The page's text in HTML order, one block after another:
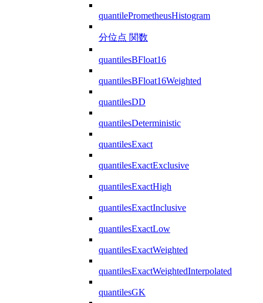
quantilePrometheusHistogram
分位点 関数
quantilesBFloat16
quantilesBFloat16Weighted
quantilesDD
quantilesDeterministic
quantilesExact
quantilesExactExclusive
quantilesExactHigh
quantilesExactInclusive
quantilesExactLow
quantilesExactWeighted
quantilesExactWeightedInterpolated
quantilesGK